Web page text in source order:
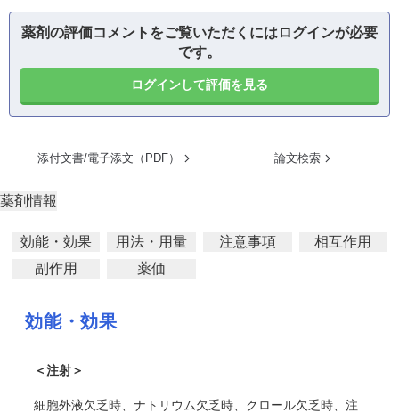
薬剤の評価コメントをご覧いただくにはログインが必要
です。
ログインして評価を見る
添付文書/電子添文（PDF） 論文検索
薬剤情報
効能・効果 用法・用量 注意事項
相互作用
副作用
薬価
効能・効果
＜注射＞
細胞外液欠乏時、ナトリウム欠乏時、クロール欠乏時、注